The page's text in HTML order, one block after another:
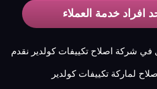
افراد خدمة العملاء
في شركة اصلاح تكييفات كولدير نقدم
لماركة تكييفات كولدير